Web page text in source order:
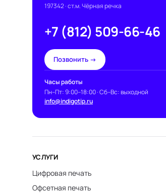
197342· ст.м. Чёрная речка
+7 (812) 509-66-46
Позвонить →
Часы работы
Пн–Пт: 9:00–18:00 · Сб–Вс: выходной
info@indigotip.ru
УСЛУГИ
Цифровая печать
Офсетная печать